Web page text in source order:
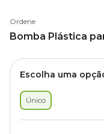
Ordene
Bomba Plástica
Escolha uma
Único